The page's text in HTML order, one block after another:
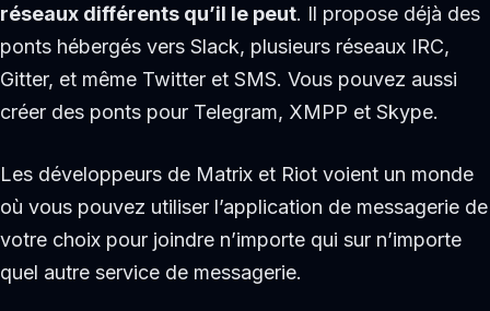
réseaux différents qu’il le peut. Il propose déjà des
ponts hébergés vers Slack, plusieurs réseaux IRC,
Gitter, et même Twitter et SMS. Vous pouvez aussi
créer des ponts pour Telegram, XMPP et Skype.
Les développeurs de Matrix et Riot voient un monde
où vous pouvez utiliser l’application de messagerie de
votre choix pour joindre n’importe qui sur n’importe
quel autre service de messagerie.